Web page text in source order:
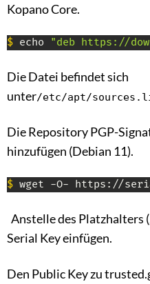
Kopano Core.
$ echo "deb https://
Die Datei befindet sich
unter/etc/apt/
Die Repository PGP-
hinzufügen (Debian 11).
$ wget -O- https://
Anstelle des Platzhalters
Serial Key einfügen.
Den Public Key zu